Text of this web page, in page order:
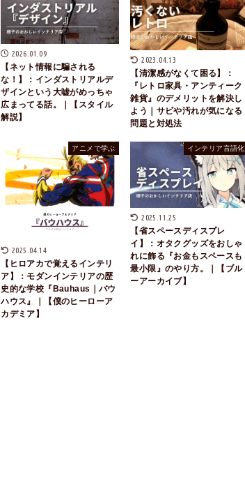
2026.01.09
【ネット情報に騙される
な！】：インダストリアルデ
ザインという大嘘がめっちゃ
広まってる話。｜【スタイル
解説】
2023.04.13
【清潔感がなくて困る】：
『レトロ家具・アンティーク
雑貨』のデメリットを解決し
よう｜サビや汚れが気になる
問題と対処法
アニメで学ぶ
2025.04.14
【ヒロアカで覚えるインテリ
ア】：モダンインテリアの歴
史的な学校『Bauhaus｜バウ
ハウス』｜【僕のヒーローア
カデミア】
インテリア言語化
2025.11.25
【省スペースディスプレ
イ】：オタクグッズをおしゃ
れに飾る『お金もスペースも
最小限』のやり方。｜【ブル
ーアーカイブ】